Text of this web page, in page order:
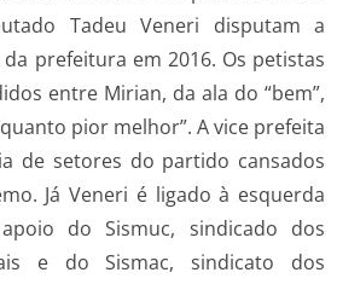
Tadeu Veneri disputam a
prefeitura em 2016. Os petistas
entre Mirian, da ala do “bem”,
pior melhor”. A vice prefeita
de setores do partido cansados
Já Veneri é ligado à esquerda
do Sismuc, sindicado dos
e do Sismac, sindicato dos